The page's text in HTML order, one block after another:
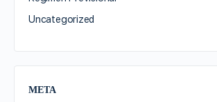
Uncategorized
META